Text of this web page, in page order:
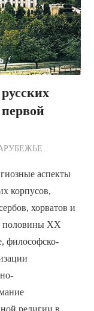
аспекты
корпусов,
хорватов и
половины ХХ
философско-
религии в